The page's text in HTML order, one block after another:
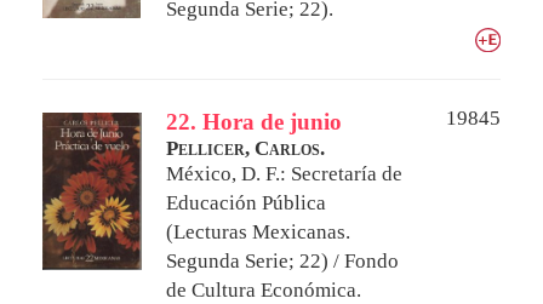
Segunda Serie; 22).
22. Hora de junio
19845
Pellicer, Carlos.
México, D. F.: Secretaría de
Educación Pública
(Lecturas Mexicanas.
Segunda Serie; 22) / Fondo
de Cultura Económica.